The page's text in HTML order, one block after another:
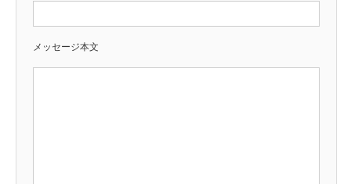
メッセージ本文